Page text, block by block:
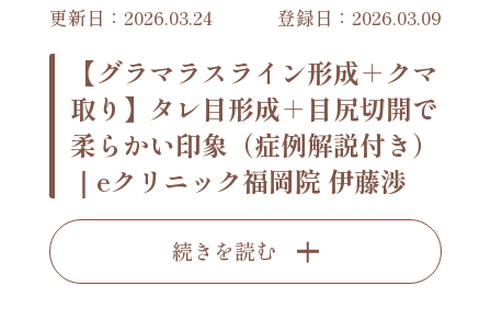
更新日：2026.03.24 登録日：2026.03.09
【グラマラスライン形成＋クマ
取り】タレ目形成＋目尻切開で
柔らかい印象（症例解説付き）
｜eクリニック福岡院 伊藤渉
続きを読む